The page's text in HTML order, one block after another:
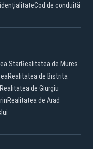
Cod de conduită
StarRealitatea de Mures
Realitatea de Bistrita
Realitatea de Giurgiu
Realitatea de Arad